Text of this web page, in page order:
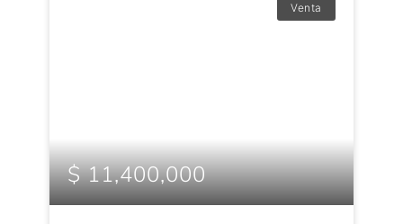
Venta
$ 11,400,000